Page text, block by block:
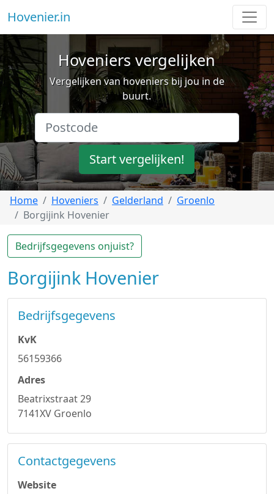
Hovenier.in
Hoveniers vergelijken
Vergelijken van hoveniers bij jou in de
buurt.
Start vergelijken!
Home Hoveniers Gelderland
Groenlo
Borgijink Hovenier
Bedrijfsgegevens onjuist?
Borgijink Hovenier
Bedrijfsgegevens
KvK
56159366
Adres
Beatrixstraat 29
7141XV Groenlo
Contactgegevens
Website